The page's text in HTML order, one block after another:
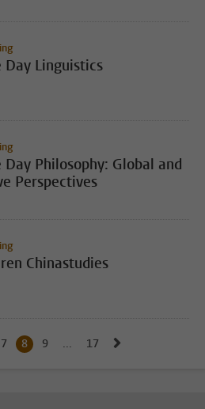
Day Linguistics
Day Philosophy: Global and
Perspectives
Chinastudies
pagina, pagina 7
pagina, pagina
Naar pagina
7 Huidige pagina, pagina
8 Naar pagina
9 ... Naar laatste pagina,
17